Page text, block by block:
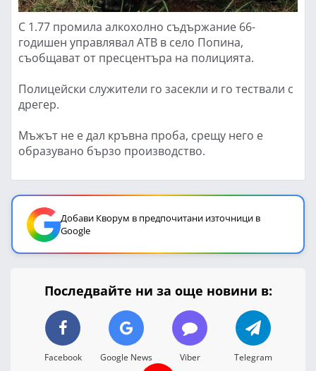
С 1.77 промила алкохолно съдържание 66-
годишен управлявал АТВ в село Попина,
съобщават от пресцентъра на полицията.
Полицейски служители го засекли и го тествали с
дрегер.
Мъжът не е дал кръвна проба, срещу него е
образувано бързо производство.
Добави Кворум в предпочитани източници в
Google
Последвайте ни за още новини в:
Facebook Google News Viber Telegram